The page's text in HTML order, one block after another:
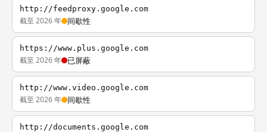
http://feedproxy.google.com
截至 2026 年 间歇性
https://www.plus.google.com
截至 2026 年 已屏蔽
http://www.video.google.com
截至 2026 年 间歇性
http://documents.google.com